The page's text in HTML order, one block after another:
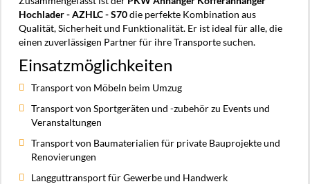
Hochlader - AZHLC - S70die perfekte Kombination aus
Qualität, Sicherheit und Funktionalität. Er ist ideal für alle, die
einen zuverlässigen Partner für ihre Transporte suchen.
Einsatzmöglichkeiten
Transport von Möbeln beim Umzug
Transport von Sportgeräten und -zubehör zu Events und
Veranstaltungen
Transport von Baumaterialien für private Bauprojekte und
Renovierungen
Langguttransport für Gewerbe und Handwerk